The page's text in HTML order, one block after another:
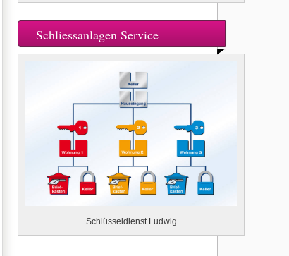
Schliessanlagen Service
Schlüsseldienst Ludwig